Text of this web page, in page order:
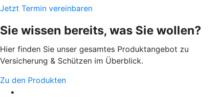
Jetzt Termin vereinbaren
Sie wissen bereits, was Sie wollen?
Hier finden Sie unser gesamtes Produktangebot zu
Versicherung & Schützen im Überblick.
Zu den Produkten